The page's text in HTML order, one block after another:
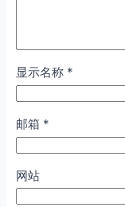
显示名称 *
邮箱 *
网站